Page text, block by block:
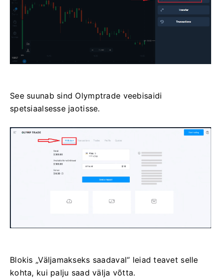
See suunab sind Olymptrade veebisaidi
spetsiaalsesse jaotisse.
Blokis „Väljamakseks saadaval“ leiad teavet selle
kohta, kui palju saad välja võtta.